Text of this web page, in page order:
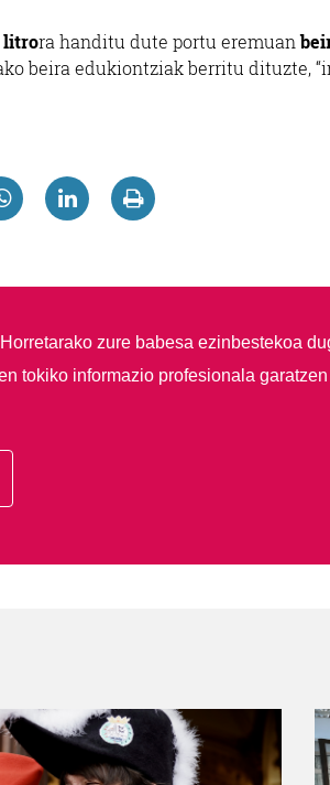
litrora handitu dute portu eremuan
beira edukiontziak berritu dituzte,
Horretarako zure babesa ezinbestekoa
tokiko informazio profesionala garatzen